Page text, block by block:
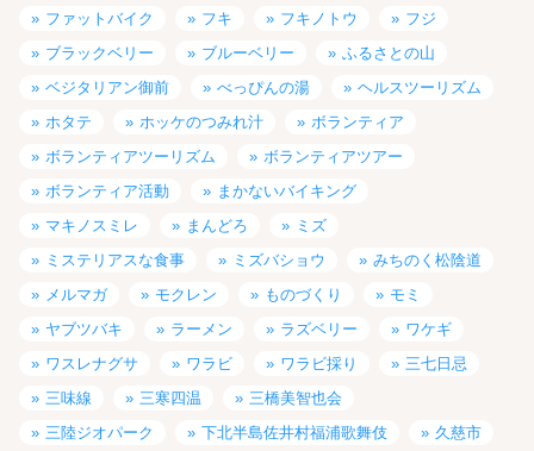
ファットバイク
フキ フキノトウ
フジ
ブラックベリー
ブルーベリー
ふるさとの山
ベジタリアン御前
べっぴんの湯
ヘルスツーリズム
ホタテ
ホッケのつみれ汁
ボランティア
ボランティアツーリズム
ボランティアツアー
ボランティア活動
まかないバイキング
マキノスミレ
まんどろ
ミズ
ミステリアスな食事
ミズバショウ
みちのく松陰道
メルマガ
モクレン ものづくり
モミ
ヤブツバキ
ラーメン ラズベリー
ワケギ
ワスレナグサ
ワラビ ワラビ採り
三七日忌
三味線
三寒四温
三橋美智也会
三陸ジオパーク
下北半島佐井村福浦歌舞伎
久慈市